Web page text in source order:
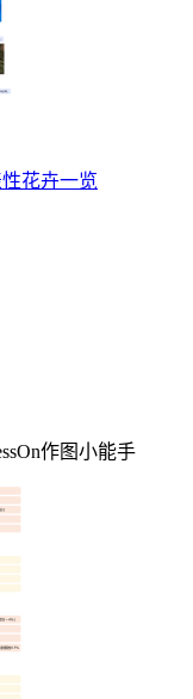
花卉一览
作图小能手